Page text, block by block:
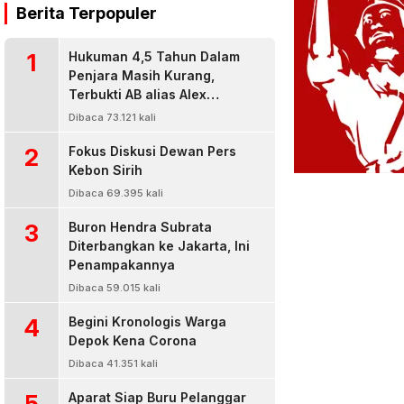
Berita Terpopuler
1
Hukuman 4,5 Tahun Dalam
Penjara Masih Kurang,
Terbukti AB alias Alex
Residivis Narkoba Kembali
Dibaca 73.121 kali
2
Fokus Diskusi Dewan Pers
Kebon Sirih
Dibaca 69.395 kali
3
Buron Hendra Subrata
Diterbangkan ke Jakarta, Ini
Penampakannya
Dibaca 59.015 kali
4
Begini Kronologis Warga
Depok Kena Corona
Dibaca 41.351 kali
Aparat Siap Buru Pelanggar